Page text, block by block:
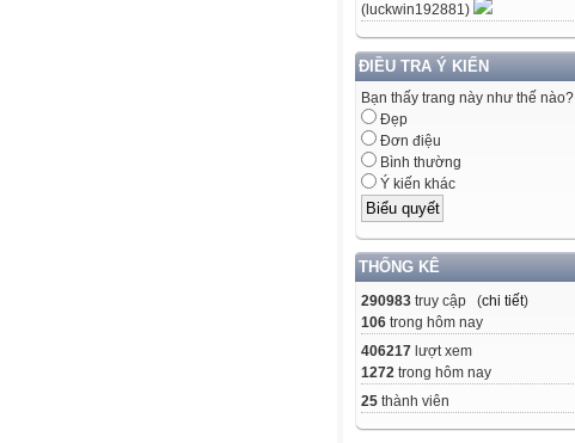
(luckwin192881)
ĐIỀU TRA Ý KIẾN
Bạn thấy trang này như thế nào?
Đẹp
Đơn điệu
Bình thường
Ý kiến khác
THỐNG KÊ
290983 truy cập (chi tiết)
106 trong hôm nay
406217 lượt xem
1272 trong hôm nay
25 thành viên